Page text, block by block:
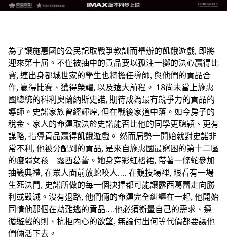
為了讓施惠國的公民記取戰爭教訓而舉辦的飢餓遊戲, 即將
迎來第十屆。不僅被抽中的貢品要以孤注一擲的決心贏得比
賽, 連出身都城世家的學生也將擔任導師, 與他們的貢品合
作, 贏得比賽、獲得榮耀, 以及遠大前程。 18尚未當上施惠
國總統的科利奧蘭納斯史諾, 期待成為最有競爭力的貢品的
導師。史諾家族曾經輝煌, 但在戰後家道中落。如今房子的
稅金、家人的命運取決於史諾能否比他的同學更聰穎、更有
謀略, 指導貢品贏得飢餓遊戲。 然而局勢一開始就對史諾非
常不利, 他被分配到的貢品, 是來自施惠國最窮困的第十二區
的瘦弱女孩 – 露西葛蕾。她身穿彩虹褶裙, 帶著一條蛇參加
抽籤典禮, 在眾人面前放蛇咬人…. 在競技場裡, 眼看有一場
生死決鬥, 史諾所做的每一個抉擇都可能讓露西葛蕾走向勝
利或毁滅。沒有退路, 他們倆的命運完全糾纏在一起, 他開始
同情他那個在劫難逃的貢品….他必須衡量自己的需求、遵
循遊戲的則、抗拒內心的欲望, 無論付出何等代價都要讓他
們倆活下去。